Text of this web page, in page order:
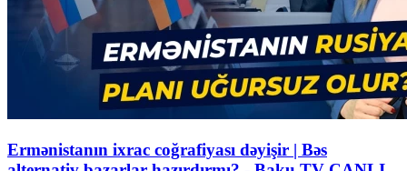
Ermənistanın ixrac coğrafiyası dəyişir | Bəs